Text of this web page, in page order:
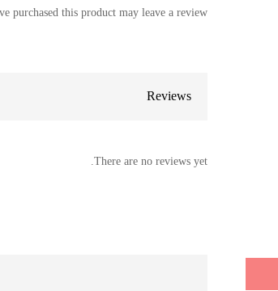
purchased this product may leave a review.
Reviews
There are no reviews yet.